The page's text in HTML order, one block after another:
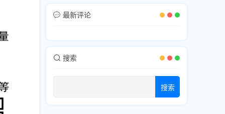
最新评论
搜索
搜索